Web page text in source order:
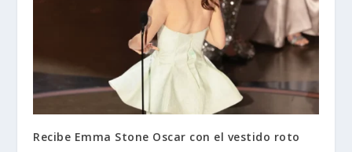
Recibe Emma Stone Oscar con el vestido roto